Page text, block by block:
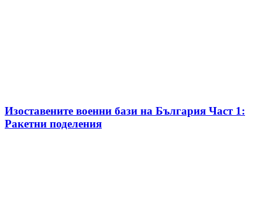
Изоставените военни бази на България Част 1:
Ракетни поделения